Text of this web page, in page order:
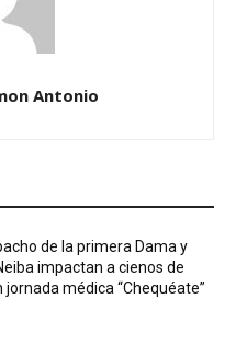
Antonio
de la primera Dama y
impactan a cienos de
jornada médica “Chequéate”